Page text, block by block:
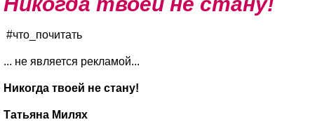
#что_почитать
... не является рекламой...
Никогда твоей не стану!
Татьяна Милях